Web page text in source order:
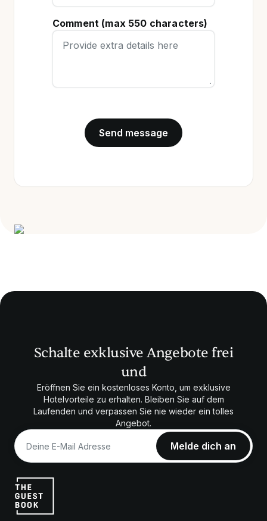
Comment (max 550 characters)
Schalte exklusive Angebote frei
und
Eröffnen Sie ein kostenloses Konto, um exklusive
Hotelvorteile zu erhalten. Bleiben Sie auf dem
Laufenden und verpassen Sie nie wieder ein tolles
Angebot.